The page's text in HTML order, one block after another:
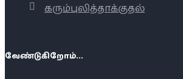
கரும்புலித்தாக்குதல்
வேண்டுகிறோம்...